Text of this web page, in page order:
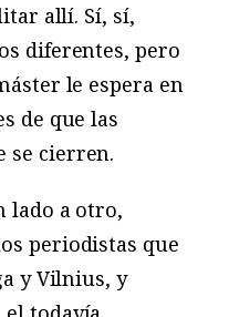
allí. Sí, sí,
diferentes, pero
le espera en
de que las
se cierren.
lado a otro,
periodistas que
y Vilnius, y